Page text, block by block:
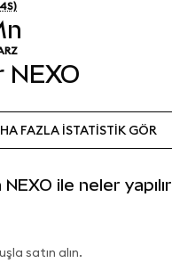
NEXO
FAZLA İSTATİSTİK GÖR
ile neler yapılır
satın alın.